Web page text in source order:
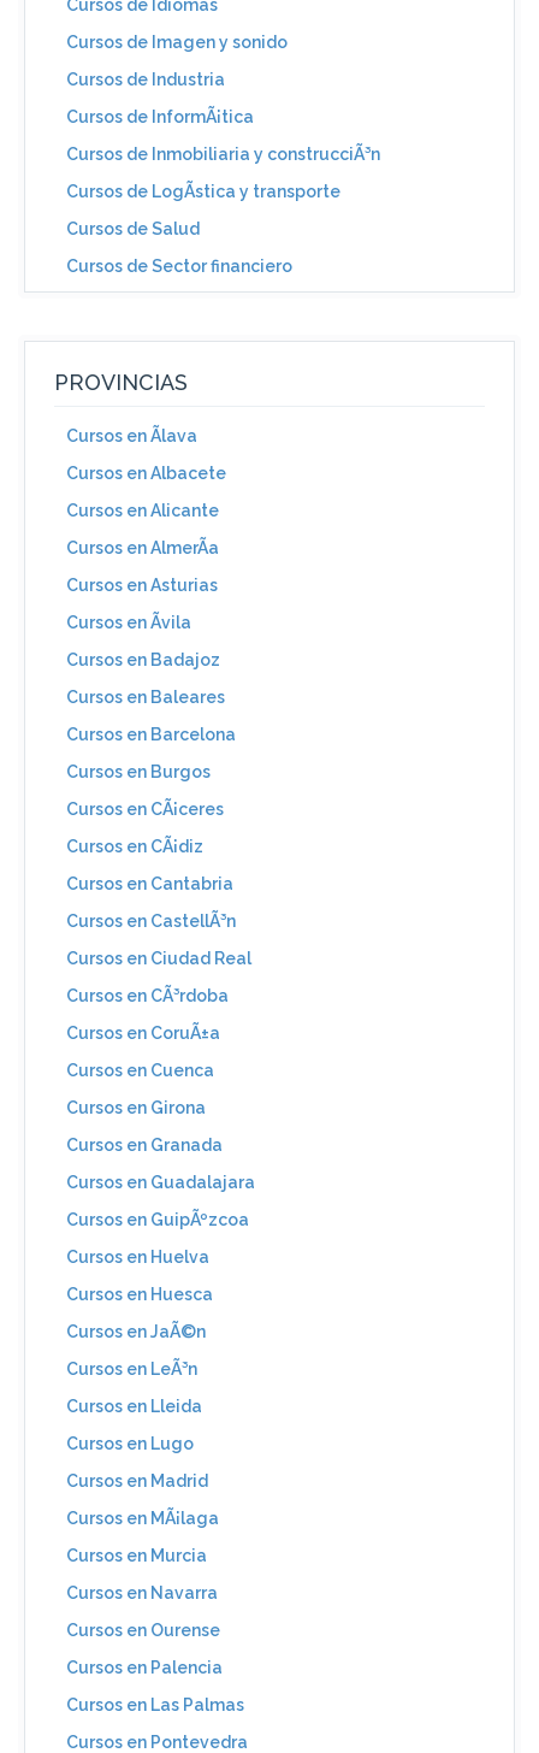
Cursos de Idiomas
Cursos de Imagen y sonido
Cursos de Industria
Cursos de InformÃ¡tica
Cursos de Inmobiliaria y construcciÃ³n
Cursos de LogÃ­stica y transporte
Cursos de Salud
Cursos de Sector financiero
PROVINCIAS
Cursos en Ãlava
Cursos en Albacete
Cursos en Alicante
Cursos en AlmerÃ­a
Cursos en Asturias
Cursos en Ãvila
Cursos en Badajoz
Cursos en Baleares
Cursos en Barcelona
Cursos en Burgos
Cursos en CÃ¡ceres
Cursos en CÃ¡diz
Cursos en Cantabria
Cursos en CastellÃ³n
Cursos en Ciudad Real
Cursos en CÃ³rdoba
Cursos en CoruÃ±a
Cursos en Cuenca
Cursos en Girona
Cursos en Granada
Cursos en Guadalajara
Cursos en GuipÃºzcoa
Cursos en Huelva
Cursos en Huesca
Cursos en JaÃ©n
Cursos en LeÃ³n
Cursos en Lleida
Cursos en Lugo
Cursos en Madrid
Cursos en MÃ¡laga
Cursos en Murcia
Cursos en Navarra
Cursos en Ourense
Cursos en Palencia
Cursos en Las Palmas
Cursos en Pontevedra